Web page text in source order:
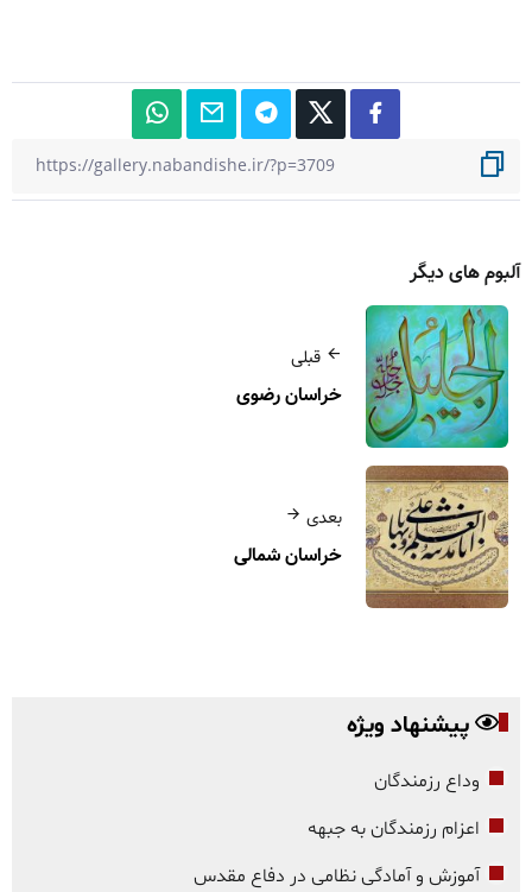
آلبوم های دیگر
قبلی
خراسان رضوی
بعدی
خراسان شمالی
پیشنهاد ویژه
وداع رزمندگان
اعزام رزمندگان به جبهه
آموزش و آمادگی نظامی در دفاع مقدس